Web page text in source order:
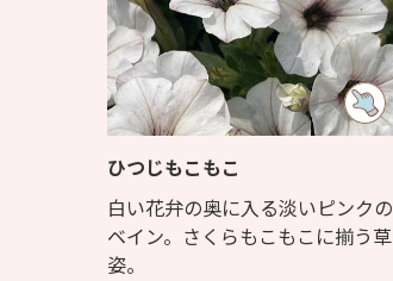
ひつじもこもこ
白い花弁の奥に入る淡いピンクの
ベイン。さくらもこもこに揃う草
姿。